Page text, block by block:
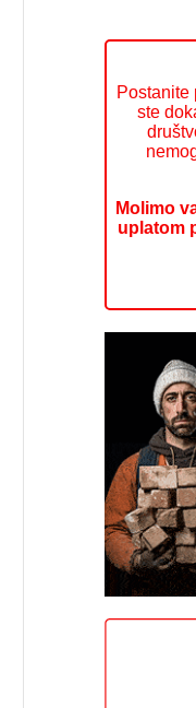
Postanite
ste
Molimo
uplatom